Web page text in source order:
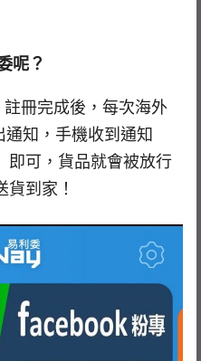
呢？
註冊完成後，每次海外
知，手機收到通知
即可，貨品就會被放行
到家！